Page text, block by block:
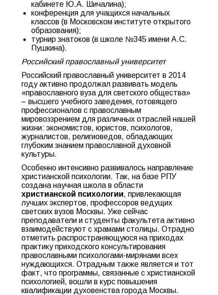
кабинете Ю.А. Шичалина);
конференция для учащихся начальных
классов (в Московском институте открытого
образования);
турнир знатоков (в школе №345 имени А.С.
Пушкина).
Российский православный университет
Российский православный университет в 2014
году активно продолжал развивать модель
«православного вуза для светского общества»
– высшего учебного заведения, готовящего
профессионалов с православным
мировоззрением для различных отраслей нашей
жизни: экономистов, юристов, психологов,
журналистов, религиоведов, обладающих
глубоким знанием православной духовной
культуры.
Особенно интенсивно развивалось направление
христианской психологии. Так, на базе РПУ
создана научная школа в области
христианской психологии, привлекающая
лучших экспертов, профессоров ведущих
светских вузов Москвы. Уже сейчас
преподаватели и студенты факультета активно
взаимодействуют с храмами столицы. Отрадно
отметить распространяющуюся на приходах
практику приходского консультирования
православными психологами-мирянами всех
нуждающихся. Отрадным также является и тот
факт, что программы, связанные с христианской
психологией, вошли в курс повышения
квалификации духовенства города Москвы.